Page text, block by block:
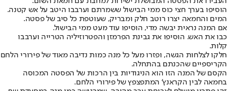
הוסיפו בערך חצי כוס ממי הבישול ששמרתם וערבבו היטב על אש קטנה.
המים והחמאה יצרו רוטב חלק ומבריק, שעוטפת כל סיב של פסטה.
אם המנה נראית יבשה מדי, הוסיפו עוד מעט ממי הבישול.
כבו את האש. הוסיפו את גבינת הפרמזן והפטרוזיליה הטרייה וערבבו
קלות.
חלקו לצלחות הגשה, ופזרו מעל כל מנה כמות נדיבה מאוד של פירורי הלחם
הקריספיים שהכנתם בהתחלה.
הקסם של המנה הזו הוא הניגודיות בין הרכות של הפסטה המכוסה
בחמאה לבין הקראנץ' המתפצפץ של פירורי הלחם.